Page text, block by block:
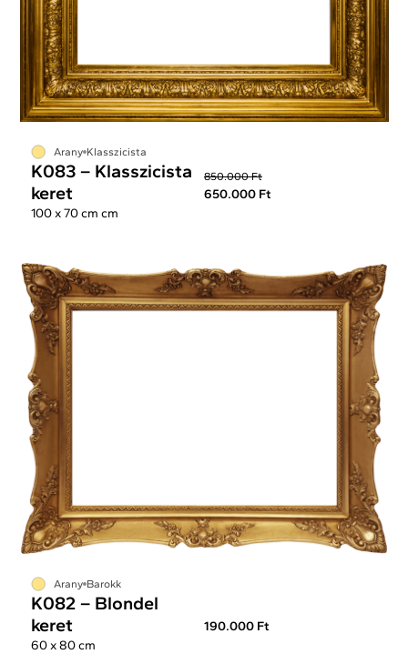
Arany Klasszicista
K083 – Klasszicista
keret
850.000 Ft
650.000 Ft
100 x 70 cm cm
Arany Barokk
K082 – Blondel
keret
190.000 Ft
60 x 80 cm